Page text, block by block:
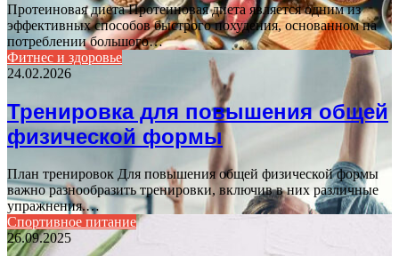
Протеиновая диета Протеиновая диета является одним из
эффективных способов быстрого похудения, основанном на
потреблении большого…
Фитнес и здоровье
24.02.2026
Тренировка для повышения общей
физической формы
План тренировок Для повышения общей физической формы
важно разнообразить тренировки, включив в них различные
упражнения.…
Спортивное питание
26.09.2025